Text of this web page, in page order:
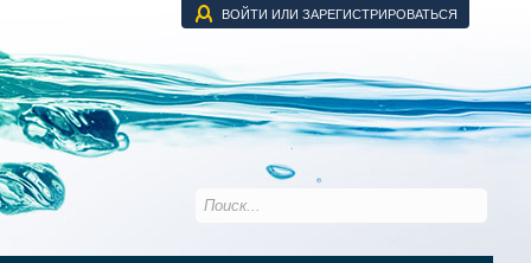
ВОЙТИ ИЛИ ЗАРЕГИСТРИРОВАТЬСЯ